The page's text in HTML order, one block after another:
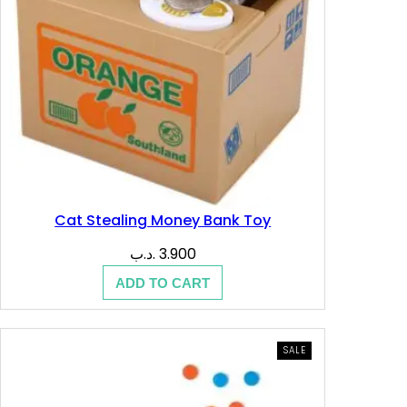
Cat Stealing Money Bank Toy
3.900 .د.ب
ADD TO CART
SALEPRODUCT
ON